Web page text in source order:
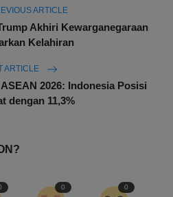
ARTICLE
Akhiri Kewarganegaraan
Kelahiran
ARTICLE
2026: Indonesia Posisi
dengan 11,3%
0 0